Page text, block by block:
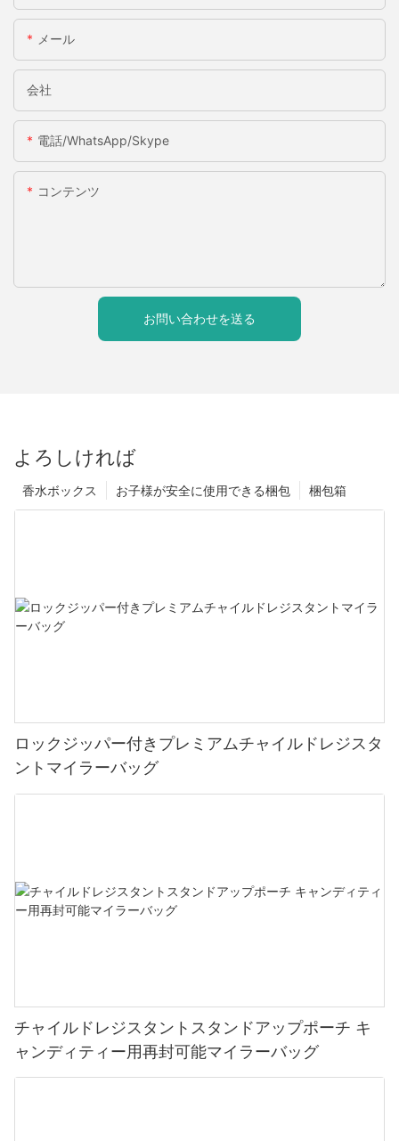
メール
会社
電話/WhatsApp/Skype
コンテンツ
お問い合わせを送る
よろしければ
梱包箱
お子様が安全に使用できる梱包
香水ボックス
ロックジッパー付きプレミアムチャイルドレジスタ
ントマイラーバッグ
チャイルドレジスタントスタンドアップポーチ キ
ャンディティー用再封可能マイラーバッグ